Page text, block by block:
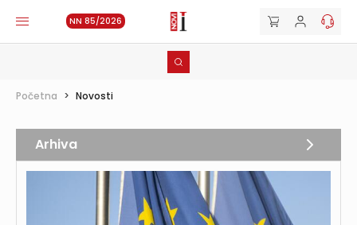
NN 85/2026
Početna > Novosti
Arhiva